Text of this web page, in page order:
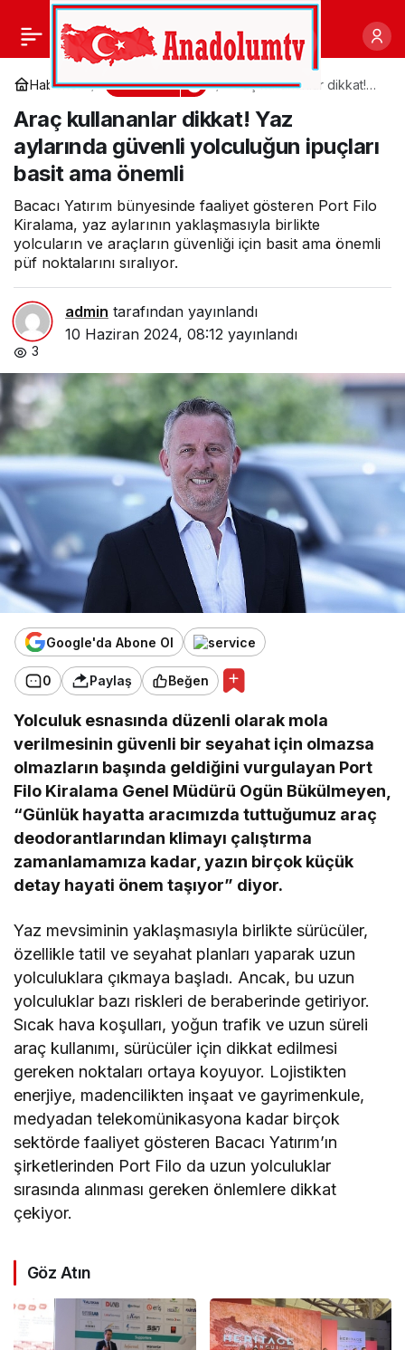
Haberler Ekonomi
Araç kullananlar dikkat!
yolculuğun ipuçları basit
ama önemli
Araç kullananlar dikkat! Yaz
aylarında güvenli yolculuğun ipuçları
basit ama önemli
Bacacı Yatırım bünyesinde faaliyet gösteren Port Filo
Kiralama, yaz aylarının yaklaşmasıyla birlikte
yolcuların ve araçların güvenliği için basit ama önemli
püf noktalarını sıralıyor.
admin tarafından yayınlandı
10 Haziran 2024, 08:12 yayınlandı
3
Google'da Abone Ol
0 Paylaş Beğen
Yolculuk esnasında düzenli olarak mola
verilmesinin güvenli bir seyahat için olmazsa
olmazların başında geldiğini vurgulayan Port
Filo Kiralama Genel Müdürü Ogün Bükülmeyen,
“Günlük hayatta aracımızda tuttuğumuz araç
deodorantlarından klimayı çalıştırma
zamanlamamıza kadar, yazın birçok küçük
detay hayati önem taşıyor” diyor.
Yaz mevsiminin yaklaşmasıyla birlikte sürücüler,
özellikle tatil ve seyahat planları yaparak uzun
yolculuklara çıkmaya başladı. Ancak, bu uzun
yolculuklar bazı riskleri de beraberinde getiriyor.
Sıcak hava koşulları, yoğun trafik ve uzun süreli
araç kullanımı, sürücüler için dikkat edilmesi
gereken noktaları ortaya koyuyor. Lojistikten
enerjiye, madencilikten inşaat ve gayrimenkule,
medyadan telekomünikasyona kadar birçok
sektörde faaliyet gösteren Bacacı Yatırım’ın
şirketlerinden Port Filo da uzun yolculuklar
sırasında alınması gereken önlemlere dikkat
çekiyor.
Göz Atın
Genç iş insanı Saitcan
Bingöl Zirveye
Tırmanıyor
Paylaş